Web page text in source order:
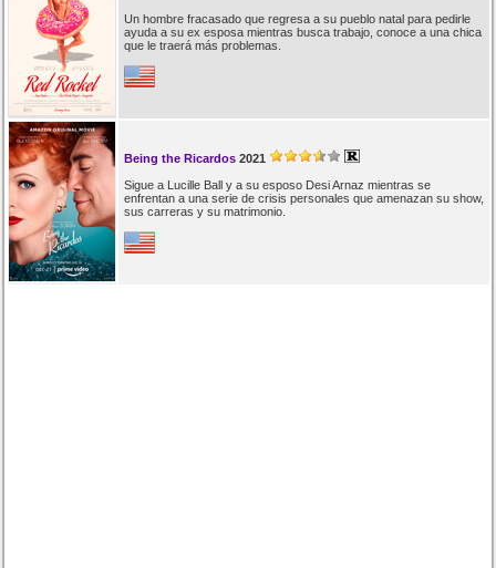
Un hombre fracasado que regresa a su pueblo natal para pedirle
ayuda a su ex esposa mientras busca trabajo, conoce a una chica
que le traerá más problemas.
Being the Ricardos 2021
Sigue a Lucille Ball y a su esposo Desi Arnaz mientras se
enfrentan a una serie de crisis personales que amenazan su show,
sus carreras y su matrimonio.